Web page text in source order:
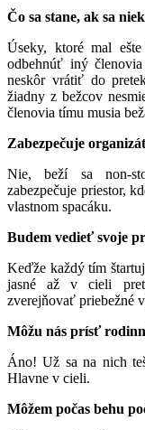
Čo sa stane, ak sa
Úseky, ktoré mal
odbehnúť iný
neskôr vrátiť do
žiadny z bežcov
členovia tímu musia
Zabezpečuje
Nie, beží sa non-
zabezpečuje priestor,
vlastnom spacáku.
Budem vedieť svoje
Keďže každý tím
jasné až v cieli
zverejňovať priebežné
Môžu nás prísť
Áno! Už sa na nich
Hlavne v cieli.
Môžem počas behu